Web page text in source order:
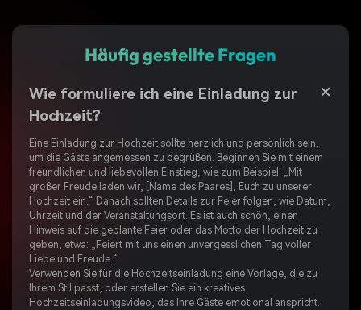
Häufig gestellte Fragen
Wie formuliere ich eine Einladung zur
Hochzeit?
Eine Einladung zur Hochzeit sollte herzlich und persönlich sein,
um die Gäste angemessen zu begrüßen. Beginnen Sie mit einem
freundlichen und liebevollen Einstieg, wie zum Beispiel: „Mit
großer Freude laden wir, [Name des Paares], Euch zu unserer
Hochzeit ein.“ Danach sollten Details zur Feier folgen, wie Datum,
Uhrzeit und der Veranstaltungsort. Es ist auch schön, einen
Hinweis auf die geplante Feier oder das Motto der Hochzeit zu
geben, etwa: „Feiert mit uns einen unvergesslichen Tag voller
Liebe und Freude.“
Verwenden Sie für die Hochzeitseinladung eine Vorlage, die zu
Ihrem Stil passt, oder erstellen Sie ein kreatives
Hochzeitseinladungsvideo, das Ihre Gäste emotional anspricht.